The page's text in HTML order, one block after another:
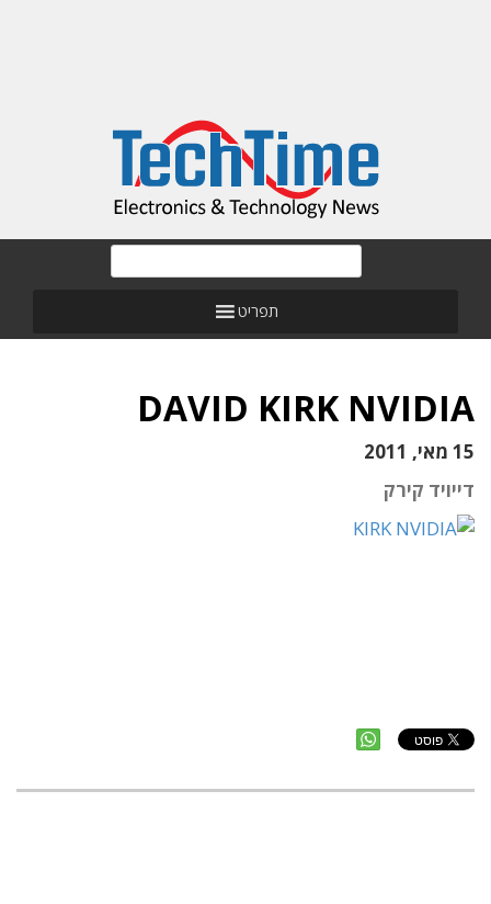
תפריט
DAVID KIRK NVIDIA
15 מאי, 2011
דייויד קירק